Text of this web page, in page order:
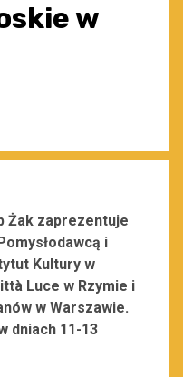
w
Żak zaprezentuje
i
Kultury w
Luce w Rzymie i
w Warszawie.
dniach 11-13